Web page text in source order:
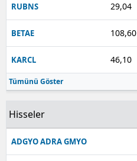
RUBNS 29,04
BETAE 108,60
KARCL 46,10
Tümünü Göster
Hisseler
ADGYO ADRA GMYO